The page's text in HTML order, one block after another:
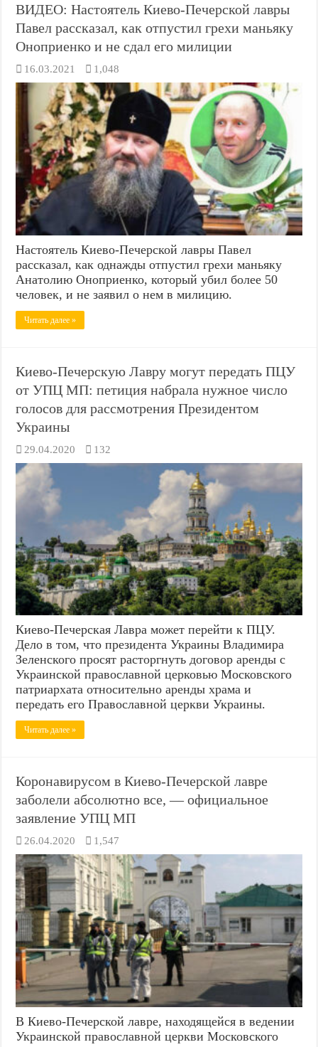
ВИДЕО: Настоятель Киево-Печерской лавры
Павел рассказал, как отпустил грехи маньяку
Оноприенко и не сдал его милиции
16.03.2021 1,048
Настоятель Киево-Печерской лавры Павел
рассказал, как однажды отпустил грехи маньяку
Анатолию Оноприенко, который убил более 50
человек, и не заявил о нем в милицию.
Читать далее »
Киево-Печерскую Лавру могут передать ПЦУ
от УПЦ МП: петиция набрала нужное число
голосов для рассмотрения Президентом
Украины
29.04.2020 132
Киево-Печерская Лавра может перейти к ПЦУ.
Дело в том, что президента Украины Владимира
Зеленского просят расторгнуть договор аренды с
Украинской православной церковью Московского
патриархата относительно аренды храма и
передать его Православной церкви Украины.
Читать далее »
Коронавирусом в Киево-Печерской лавре
заболели абсолютно все, — официальное
заявление УПЦ МП
26.04.2020 1,547
В Киево-Печерской лавре, находящейся в ведении
Украинской православной церкви Московского